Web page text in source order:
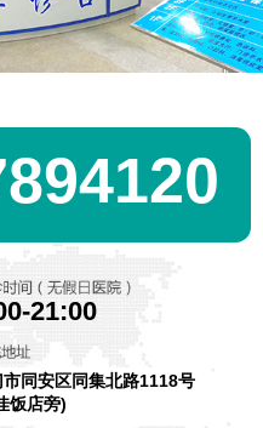
会竞争，新思想的不断
心
(化名)在厦门同安打工
人流该如何选择
21:00
市同安区同集北路1118号
饭店旁)